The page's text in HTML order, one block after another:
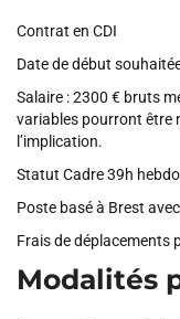
Contrat en CDI
Date de début
Salaire : 2300 € bruts
variables pourront être
l’implication.
Statut Cadre 39h
Poste basé à Brest
Frais de déplacements
Modalités